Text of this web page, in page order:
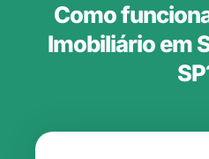
Como
Imobiliário em